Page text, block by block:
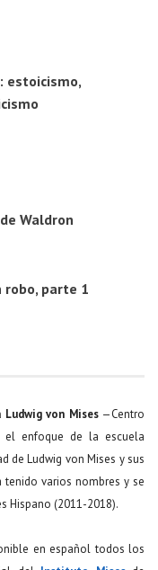
estoicismo,
Waldron
robo, parte 1
von Mises—Centro
el enfoque de la escuela
de Ludwig von Mises y sus
tenido varios nombres y se
Hispano (2011-2018).
en español todos los